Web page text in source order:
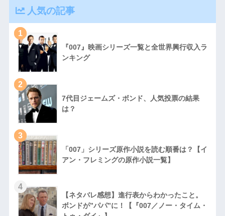
人気の記事
1
『007』映画シリーズ一覧と全世界興行収入ラ
ンキング
2
7代目ジェームズ・ボンド、人気投票の結果
は？
3
「007」シリーズ原作小説を読む順番は？【イ
アン・フレミングの原作小説一覧】
4
【ネタバレ感想】進行表からわかったこと。
ボンドが”パパ”に！【『007／ノー・タイム・